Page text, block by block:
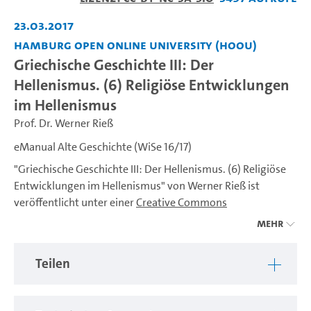
23.03.2017
Hamburg Open Online University (HOOU)
Griechische Geschichte III: Der
Hellenismus. (6) Religiöse Entwicklungen
im Hellenismus
Prof. Dr. Werner Rieß
eManual Alte Geschichte (WiSe 16/17)
"Griechische Geschichte III: Der Hellenismus. (6) Religiöse
Entwicklungen im Hellenismus" von Werner Rieß ist
veröffentlicht unter einerCreative Commons
Namensnennung - Nicht kommerziell - Weitergabe unter
Mehr
Teilen